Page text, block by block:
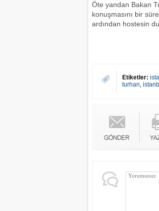
Öte yandan Bakan
konuşmasını bir
ardından hostesin
Etiketler:
turhan,